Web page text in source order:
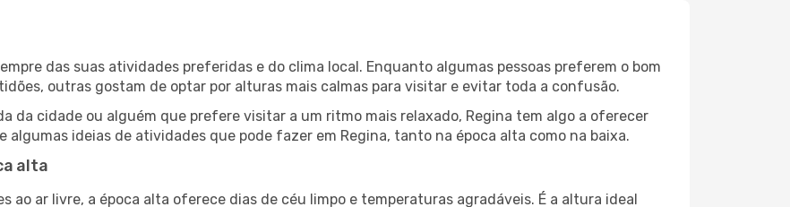
das suas atividades preferidas e do clima local. Enquanto algumas pessoas preferem o bom
outras gostam de optar por alturas mais calmas para visitar e evitar toda a confusão.
da cidade ou alguém que prefere visitar a um ritmo mais relaxado, Regina tem algo a oferecer
algumas ideias de atividades que pode fazer em Regina, tanto na época alta como na baixa.
alta
ao ar livre, a época alta oferece dias de céu limpo e temperaturas agradáveis. É a altura ideal